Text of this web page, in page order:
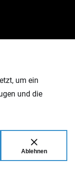
um ein
und die
Ablehnen